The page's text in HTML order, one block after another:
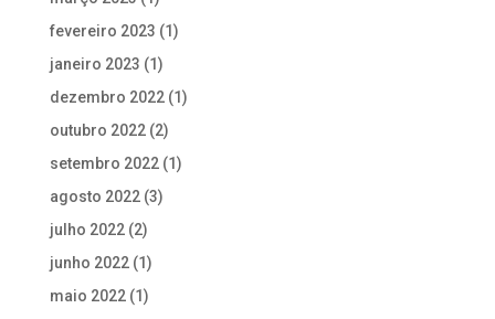
fevereiro 2023 (1)
janeiro 2023 (1)
dezembro 2022(1)
outubro 2022(2)
setembro 2022(1)
agosto 2022(3)
julho 2022(2)
junho 2022(1)
maio 2022(1)